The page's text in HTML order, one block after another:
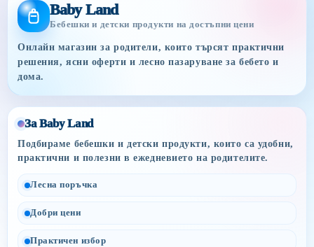
Baby Land
Бебешки и детски продукти на достъпни цени
Онлайн магазин за родители, които търсят практични
решения, ясни оферти и лесно пазаруване за бебето и
дома.
За Baby Land
Подбираме бебешки и детски продукти, които са удобни,
практични и полезни в ежедневието на родителите.
Лесна поръчка
Добри цени
Практичен избор